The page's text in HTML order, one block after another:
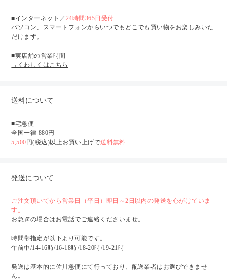
■インターネット／ 24時間365日受付
パソコン、スマートフォンからいつでもどこでも買い物をお楽しみいた
だけます。
■実店舗の営業時間
→くわしくはこちら
送料について
■宅急便
全国一律 880円
5,500 円(税込)以上お買い上げで送料無料
発送について
ご注文頂いてから営業日（平日）即日～2日以内の発送を心がけていま
す。
お急ぎの場合はお電話でご連絡くださいませ。
時間帯指定が以下より可能です。
午前中/14-16時/16-18時/18-20時/19-21時
発送は基本的に佐川急便にて行っており、配送業者はお選びできませ
ん。